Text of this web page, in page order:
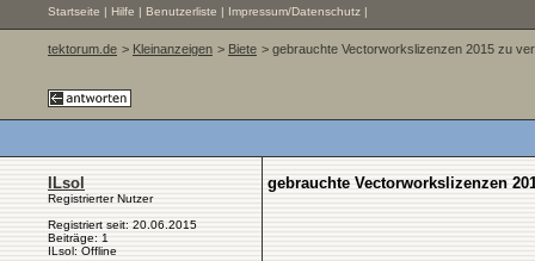
Startseite | Hilfe | Benutzerliste | Impressum/Datenschutz |
tektorum.de > Kleinanzeigen > Biete > gebrauchte Vectorworkslizenzen 2015 zu
ILsol
Registrierter Nutzer
Registriert seit: 20.06.2015
Beiträge: 1
ILsol: Offline
gebrauchte Vectorworkslizenzen